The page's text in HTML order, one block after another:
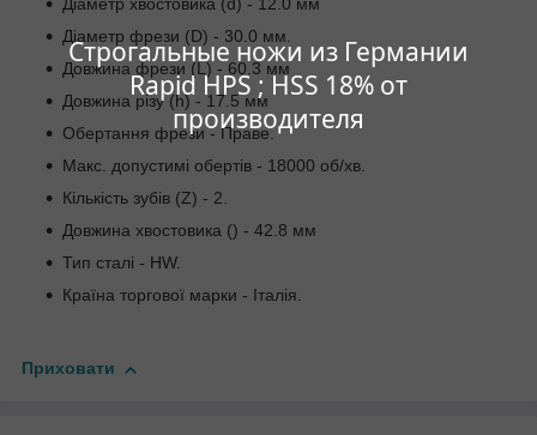
Строгальные ножи из Германии
Rapid HPS ; HSS 18% от
производителя
Діаметр хвостовика (d) - 12.0 мм
Діаметр фрези (D) - 30.0 мм.
Довжина фрези (L) - 60.3 мм
Довжина різу (h) - 17.5 мм
Обертання фрези - Праве.
Макс. допустимі обертів - 18000 об/хв.
Кількість зубів (Z) - 2.
Довжина хвостовика () - 42.8 мм
Тип сталі - HW.
Країна торгової марки - Італія.
Приховати